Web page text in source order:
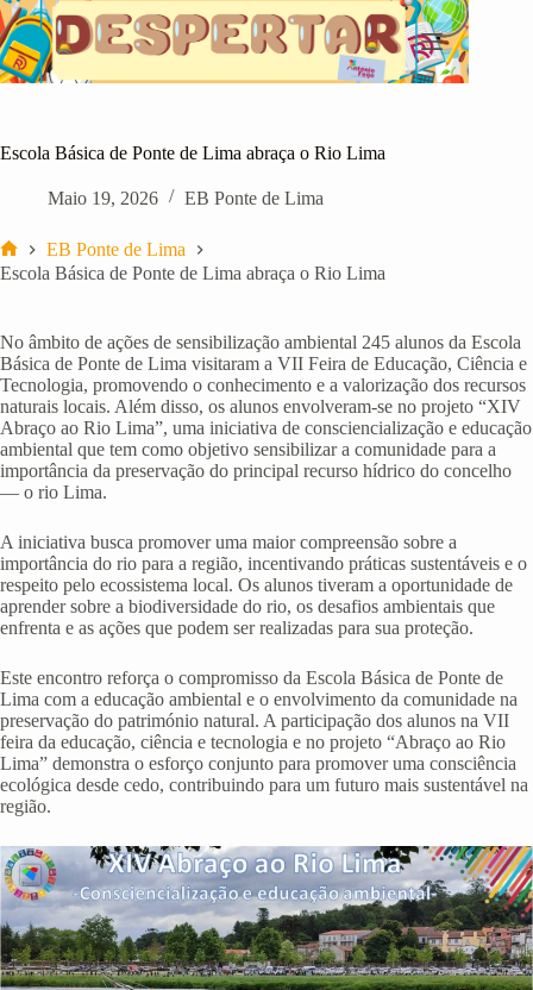
Pular
para
o
conteúdo
Escola Básica de Ponte de Lima abraça o Rio Lima
Maio 19, 2026 EB Ponte de Lima
Início
EB Ponte de Lima
Escola Básica de Ponte de Lima abraça o Rio Lima
No âmbito de ações de sensibilização ambiental 245 alunos da Escola
Básica de Ponte de Lima visitaram a VII Feira de Educação, Ciência e
Tecnologia, promovendo o conhecimento e a valorização dos recursos
naturais locais. Além disso, os alunos envolveram-se no projeto “XIV
Abraço ao Rio Lima”, uma iniciativa de consciencialização e educação
ambiental que tem como objetivo sensibilizar a comunidade para a
importância da preservação do principal recurso hídrico do concelho
— o rio Lima.
A iniciativa busca promover uma maior compreensão sobre a
importância do rio para a região, incentivando práticas sustentáveis e o
respeito pelo ecossistema local. Os alunos tiveram a oportunidade de
aprender sobre a biodiversidade do rio, os desafios ambientais que
enfrenta e as ações que podem ser realizadas para sua proteção.
Este encontro reforça o compromisso da Escola Básica de Ponte de
Lima com a educação ambiental e o envolvimento da comunidade na
preservação do património natural. A participação dos alunos na VII
feira da educação, ciência e tecnologia e no projeto “Abraço ao Rio
Lima” demonstra o esforço conjunto para promover uma consciência
ecológica desde cedo, contribuindo para um futuro mais sustentável na
região.